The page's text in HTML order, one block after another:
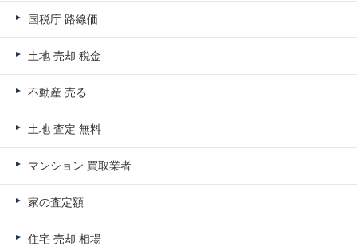
国税庁 路線価
土地 売却 税金
不動産 売る
土地 査定 無料
マンション 買取業者
家の査定額
住宅 売却 相場